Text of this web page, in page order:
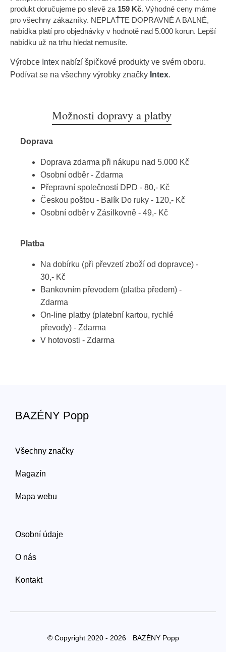
produkt doručujeme po slevě za 159 Kč. Výhodné ceny máme
pro všechny zákazníky. NEPLAŤTE DOPRAVNÉ A BALNÉ,
nabídka platí pro objednávky v hodnotě nad 5.000 korun. Lepší
nabídku už na trhu hledat nemusíte.
Výrobce Intex nabízí špičkové produkty ve svém oboru.
Podívat se na všechny výrobky značky Intex.
Možnosti dopravy a platby
Doprava
Doprava zdarma při nákupu nad 5.000 Kč
Osobní odběr - Zdarma
Přepravní společností DPD - 80,- Kč
Českou poštou - Balík Do ruky - 120,- Kč
Osobní odběr v Zásilkovně - 49,- Kč
Platba
Na dobírku (při převzetí zboží od dopravce) -
30,- Kč
Bankovním převodem (platba předem) -
Zdarma
On-line platby (platební kartou, rychlé
převody) - Zdarma
V hotovosti - Zdarma
BAZÉNY Popp
Všechny značky
Magazín
Mapa webu
Osobní údaje
O nás
Kontakt
© Copyright 2020 - 2026 BAZÉNY Popp